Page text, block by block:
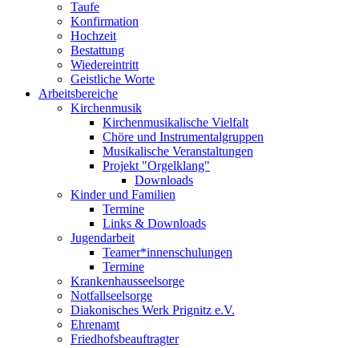
Taufe
Konfirmation
Hochzeit
Bestattung
Wiedereintritt
Geistliche Worte
Arbeitsbereiche
Kirchenmusik
Kirchenmusikalische Vielfalt
Chöre und Instrumentalgruppen
Musikalische Veranstaltungen
Projekt "Orgelklang"
Downloads
Kinder und Familien
Termine
Links & Downloads
Jugendarbeit
Teamer*innenschulungen
Termine
Krankenhausseelsorge
Notfallseelsorge
Diakonisches Werk Prignitz e.V.
Ehrenamt
Friedhofsbeauftragter